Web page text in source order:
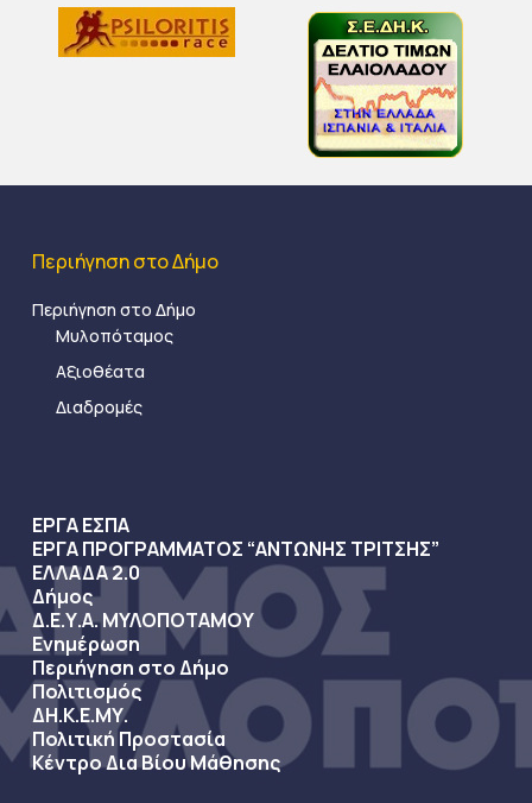
Περιήγηση στο Δήμο
Περιήγηση στο Δήμο
Μυλοπόταμος
Αξιοθέατα
Διαδρομές
ΕΡΓΑ ΕΣΠΑ
ΕΡΓΑ ΠΡΟΓΡΑΜΜΑΤΟΣ “ΑΝΤΩΝΗΣ ΤΡΙΤΣΗΣ”
ΕΛΛΑΔΑ 2.0
Δήμος
Δ.Ε.Υ.Α. ΜΥΛΟΠΟΤΑΜΟΥ
Ενημέρωση
Περιήγηση στο Δήμο
Πολιτισμός
ΔΗ.Κ.Ε.ΜΥ.
Πολιτική Προστασία
Κέντρο Δια Βίου Μάθησης